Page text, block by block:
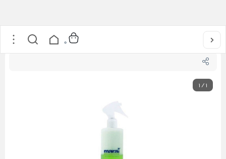
خانه سرم موی دوفاز ضد وز مارال حاوی کراتین و آلوئه ورا
0
1/1